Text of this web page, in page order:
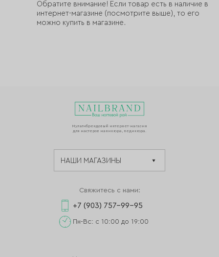
Обратите внимание! Если товар есть в наличие в
интернет-магазине (посмотрите выше), то его
можно купить в магазине.
Мультибрендовый интернет-магазин
для мастеров маникюра, педикюра.
Свяжитесь с нами:
+7 (903) 757-99-95
Пн-Вс: с 10:00 до 19:00